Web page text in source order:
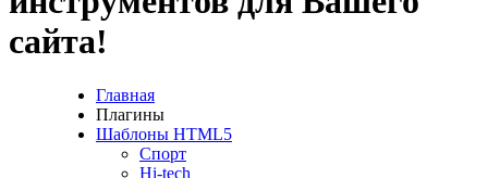
сайта!
Главная
Плагины
Шаблоны HTML5
Спорт
Hi-tech